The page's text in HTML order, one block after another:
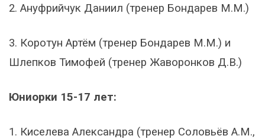
2. Ануфрийчук Даниил (тренер Бондарев М.М.)
3. Коротун Артём (тренер Бондарев М.М.) и
Шлепков Тимофей (тренер Жаворонков Д.В.)
Юниорки 15-17 лет:
1. Киселева Александра (тренер Соловьёв А.М.,